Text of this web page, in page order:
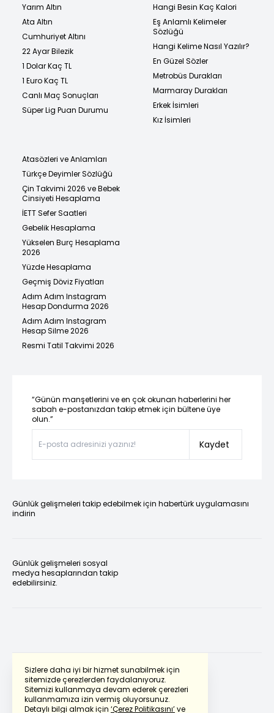
Sizlere daha iyi bir hizmet sunabilmek için
sitemizde çerezlerden faydalanıyoruz.
Sitemizi kullanmaya devam ederek çerezleri
kullanmamıza izin vermiş oluyorsunuz.
Detaylı bilgi almak için ‘Çerez Politikasını’ve
Yarım Altın
Ata Altın
Cumhuriyet Altını
22 Ayar Bilezik
1 Dolar Kaç TL
1 Euro Kaç TL
Canlı Maç Sonuçları
Süper Lig Puan Durumu
Hangi Besin Kaç Kalori
Eş Anlamlı Kelimeler
Sözlüğü
Hangi Kelime Nasıl Yazılır?
En Güzel Sözler
Metrobüs Durakları
Marmaray Durakları
Erkek İsimleri
Kız İsimleri
Atasözleri ve Anlamları
Türkçe Deyimler Sözlüğü
Çin Takvimi 2026 ve Bebek
Cinsiyeti Hesaplama
İETT Sefer Saatleri
Gebelik Hesaplama
Yükselen Burç Hesaplama
2026
Yüzde Hesaplama
Geçmiş Döviz Fiyatları
Adım Adım Instagram
Hesap Dondurma 2026
Adım Adım Instagram
Hesap Silme 2026
Resmi Tatil Takvimi 2026
“Günün manşetlerini ve en çok okunan haberlerini her
sabah e-postanızdan takip etmek için bültene üye
olun.”
Kaydet
Günlük gelişmeleri takip edebilmek için habertürk uygulamasını
indirin
Günlük gelişmeleri sosyal
medya hesaplarından takip
edebilirsiniz.
Powered by Translate